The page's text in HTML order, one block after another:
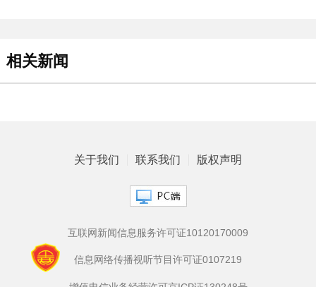
相关新闻
关于我们 联系我们 版权声明
互联网新闻信息服务许可证10120170009
信息网络传播视听节目许可证0107219